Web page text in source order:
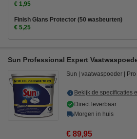
€ 1,95
Finish Glans Protector (50 wasbeurten)
€ 5,25
Sun Professional Expert
Sun vaatwaspoeder
Bekijk de specificaties
Direct leverbaar
Morgen in huis
€ 89,95